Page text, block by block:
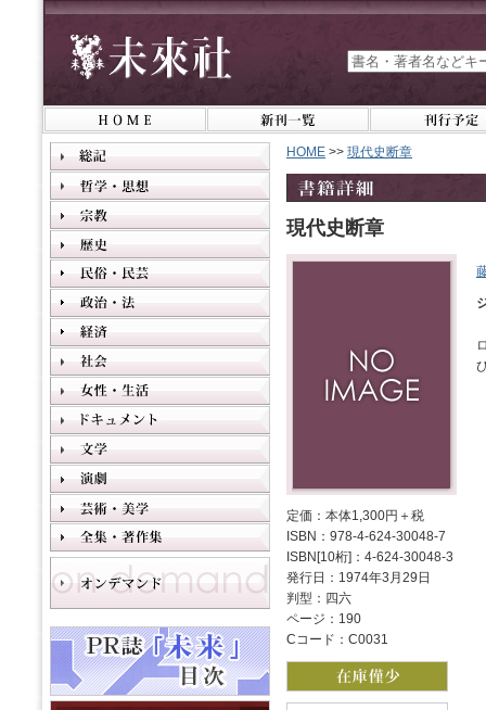
HOME >> 現代史断章
現代史断章
定価：本体1,300円＋税
ISBN：978-4-624-30048-7
ISBN[10桁]：4-624-30048-3
発行日：1974年3月29日
判型：四六
ページ：190
Cコード：C0031